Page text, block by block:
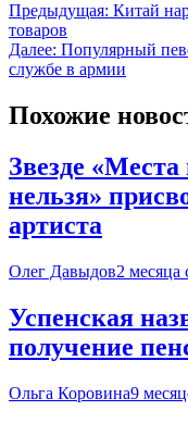
Предыдущая: Китай
товаров
Далее: Популярный
службе в армии
Похожие
Звезде
нельзя»
артиста
Олег Давыдов2 месяца
Успенская
получение
Ольга Коровина9